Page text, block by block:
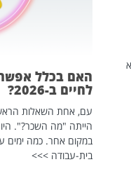
האם בכלל אפשר
לחיים ב-2026?
עם, אחת השאלות
הייתה "מה השכר?".
במקום אחר. כמה ימים
בית-עבודה >>>